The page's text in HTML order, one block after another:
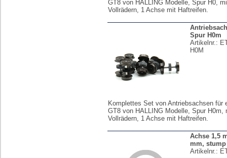
GT8 von HALLING Modelle, Spur H0,
Vollrädern, 1 Achse mit Haftreifen.
Spur H0m
Artikelnr.:
H0M
Komplettes Set von Antriebsachsen für
GT8 von HALLING Modelle, Spur H0m,
Vollrädern, 1 Achse mit Haftreifen.
Achse 1,5
mm, stump
Artikelnr.: